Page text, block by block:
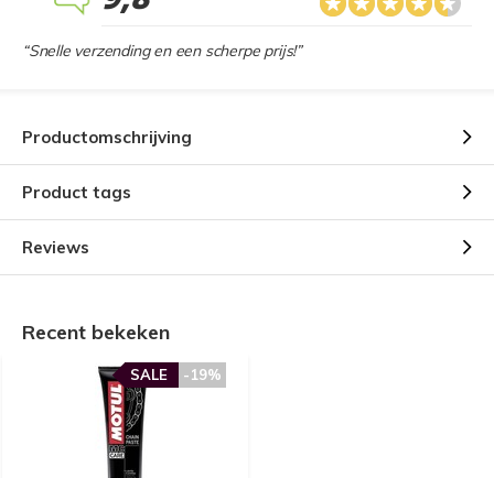
“Snelle verzending en een scherpe prijs!”
Productomschrijving
Product tags
Reviews
Recent bekeken
-19%
SALE